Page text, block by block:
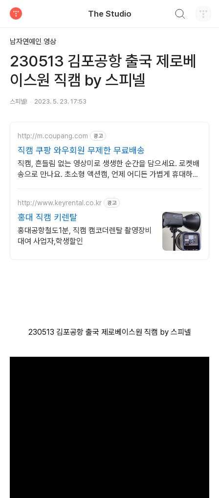
The Studio
남자연예인 영상
230513 김포공항 출국 제로베
이스원 직캠 by 스피넬
스피넬! 2023. 5. 23. 17:53
http://m.coupang.com 광고
직캠 쿠팡 와우회원 무제한 무료배송
직캠, 흔들림 없는 영상미로 생생한 순간을 담으세요. 로켓배
송으로 만나요. 초소형 액션캠, 언제 어디든 가볍게 휴대하며
http://www.keyrental.co.kr 광고
홍대 직캠 키렌탈
홍대공항철도1분, 직캠 캠코더렌탈 촬영장비
대여 사업자,학생할인
230513 김포공항 출국 제로베이스원 직캠 by 스피넬